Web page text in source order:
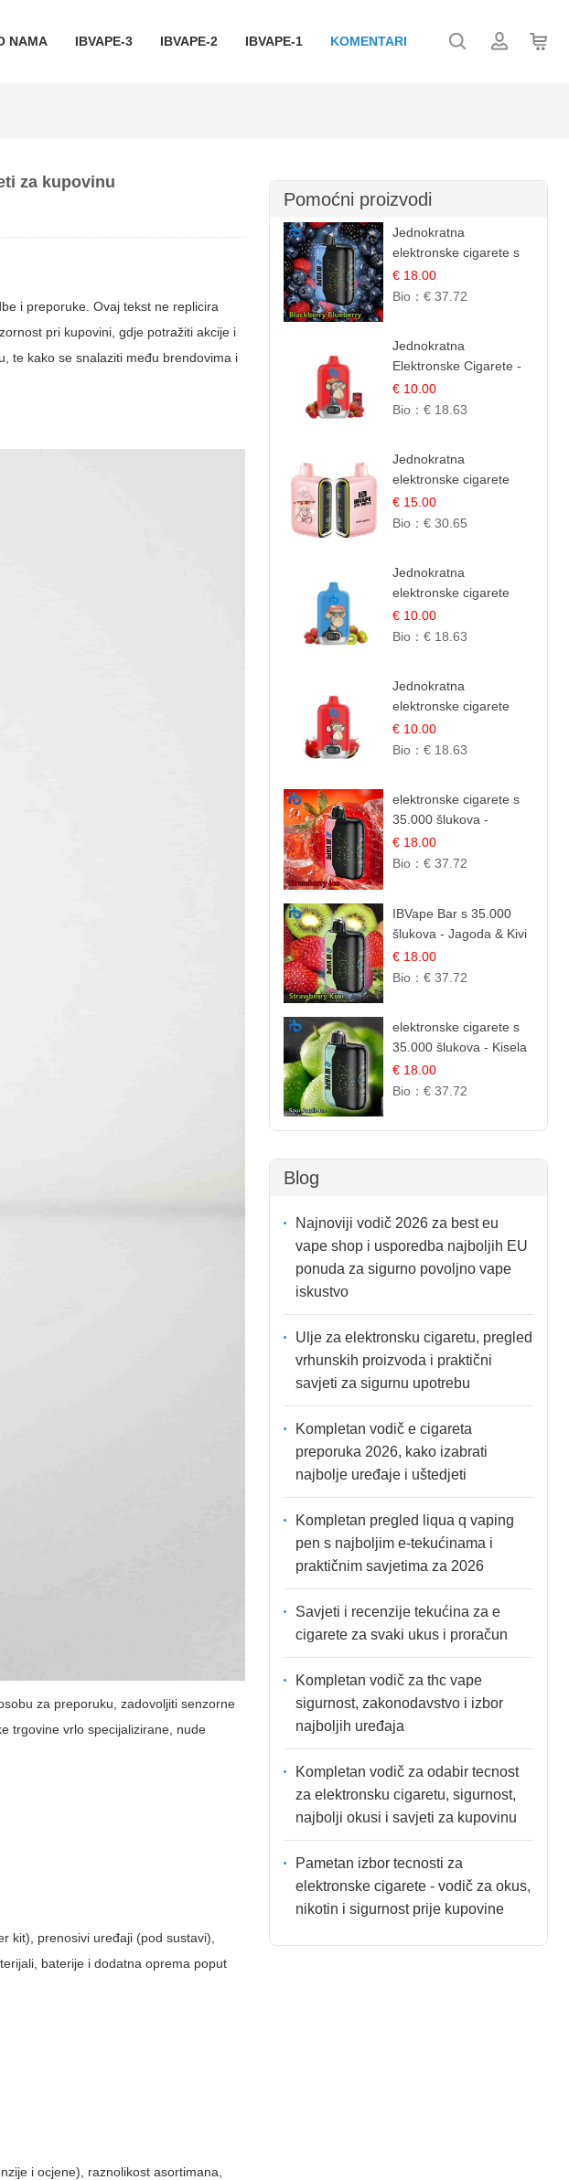
NAMA IBVAPE-3 IBVAPE-2 IBVAPE-1 KOMENTARI
za kupovinu
i preporuke. Ovaj tekst ne replicira
pri kupovini, gdje potražiti akcije i
te kako se snalaziti među brendovima i
za preporuku, zadovoljiti senzorne
trgovine vrlo specijalizirane, nude
kit), prenosivi uređaji (pod sustavi),
baterije i dodatna oprema poput
i ocjene), raznolikost asortimana,
Pomoćni proizvodi
Jednokratna
elektronske cigarete s
35.000 šlukova - Kupina
& Borovnica | Intenzivna
€ 18.00
Bio： € 37.72
Jednokratna
Elektronske Cigarete -
Red Bull i Jagoda |
IBVape
€ 10.00
Bio： € 18.63
Jednokratna
elektronske cigarete
25.000 Puffova -
Ružičasti Limun |
€ 15.00
Bio： € 30.65
Jednokratna
elektronske cigarete
12.000 Puffova -
Jagoda i Kivi | Sočna
€ 10.00
Bio： € 18.63
Jednokratna
elektronske cigarete
12.000 Puffova -
Lubenica Sladoled |
€ 10.00
Bio： € 18.63
elektronske cigarete s
35.000 šlukova -
Jagoda Led | Ohladivši i
Osježavajući Okus
€ 18.00
Bio： € 37.72
IBVape Bar s 35.000
šlukova - Jagoda & Kivi
| Osježavajuća Voćna
Mješavina
€ 18.00
Bio： € 37.72
elektronske cigarete s
35.000 šlukova - Kisela
Jabuka Led |
Osježavajući Kiselo-
€ 18.00
Bio： € 37.72
Blog
Najnoviji vodič 2026 za best eu
vape shop i usporedba najboljih EU
ponuda za sigurno povoljno vape
iskustvo
Ulje za elektronsku cigaretu, pregled
vrhunskih proizvoda i praktični
savjeti za sigurnu upotrebu
Kompletan vodič e cigareta
preporuka 2026, kako izabrati
najbolje uređaje i uštedjeti
Kompletan pregled liqua q vaping
pen s najboljim e-tekućinama i
praktičnim savjetima za 2026
Savjeti i recenzije tekućina za e
cigarete za svaki ukus i proračun
Kompletan vodič za thc vape
sigurnost, zakonodavstvo i izbor
najboljih uređaja
Kompletan vodič za odabir tecnost
za elektronsku cigaretu, sigurnost,
najbolji okusi i savjeti za kupovinu
Pametan izbor tecnosti za
elektronske cigarete - vodič za okus,
nikotin i sigurnost prije kupovine